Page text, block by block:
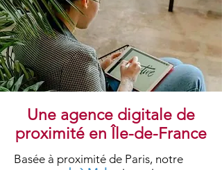
Une agence digitale de
proximité en Île-de-France
Basée à proximité de Paris, notre